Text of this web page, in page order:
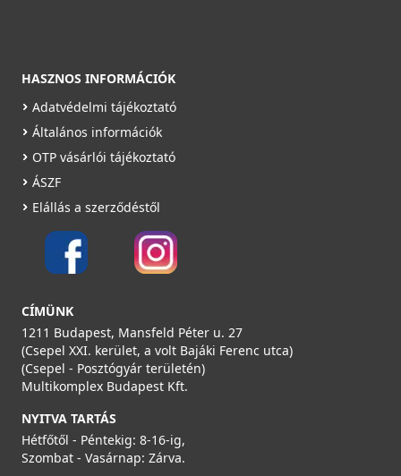
HASZNOS INFORMÁCIÓK
Adatvédelmi tájékoztató
Általános információk
OTP vásárlói tájékoztató
ÁSZF
Elállás a szerződéstől
CÍMÜNK
1211 Budapest, Mansfeld Péter u. 27
(Csepel XXI. kerület, a volt Bajáki Ferenc utca)
(Csepel - Posztógyár területén)
Multikomplex Budapest Kft.
NYITVA TARTÁS
Hétfőtől - Péntekig: 8-16-ig,
Szombat - Vasárnap: Zárva.